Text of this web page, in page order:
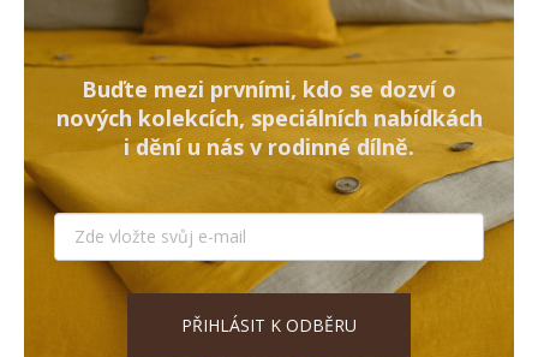
Buďte mezi prvními, kdo se dozví o
nových kolekcích, speciálních nabídkách
i dění u nás v rodinné dílně.
PŘIHLÁSIT K ODBĚRU